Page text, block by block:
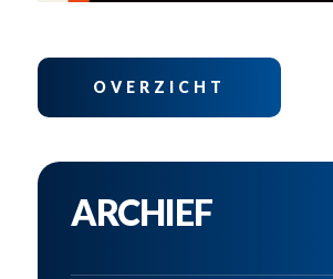
OVERZICHT
ARCHIEF